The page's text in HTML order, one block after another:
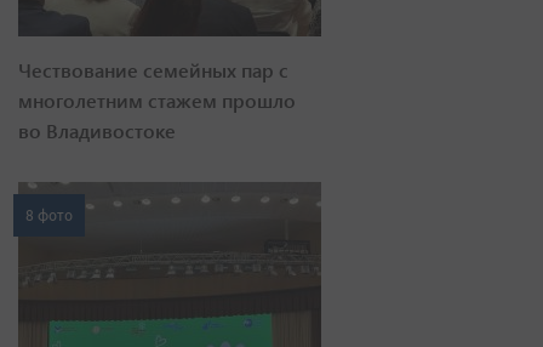
Чествование семейных пар с
многолетним стажем прошло
во Владивостоке
8 фото